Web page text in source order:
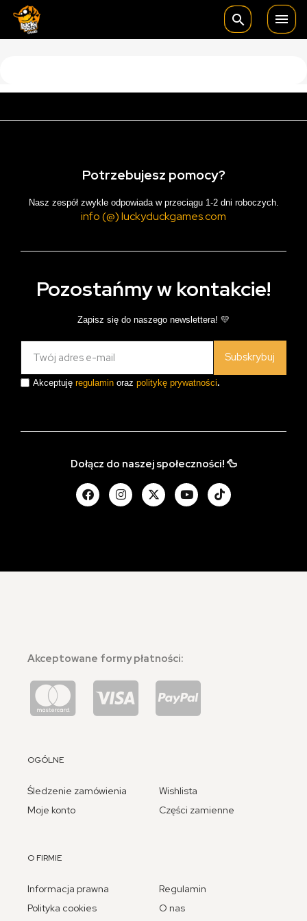
search 
Potrzebujesz pomocy?
Nasz zespół zwykle odpowiada w przeciągu 1-2 dni roboczych.
info (@) luckyduckgames.com
Pozostańmy w kontakcie!
Zapisz się do naszego newslettera! 💛
Subskrybuj
Akceptuję regulamin oraz politykę prywatności.
Dołącz do naszej społeczności! 🦆
Akceptowane formy płatności:
OGÓLNE
Śledzenie zamówienia
Moje konto
Wishlista
Części zamienne
O FIRMIE
Informacja prawna
Polityka cookies
Regulamin
O nas